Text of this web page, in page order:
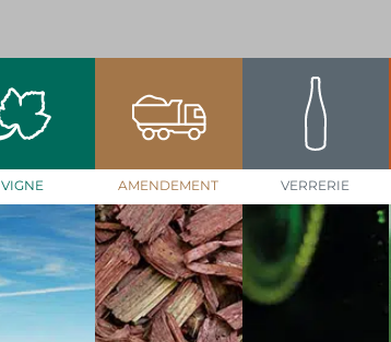
VIGNE AMENDEMENT VERRERIE